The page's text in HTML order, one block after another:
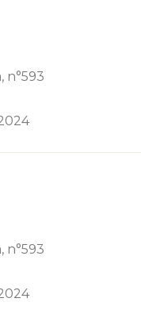
n°593
n°593